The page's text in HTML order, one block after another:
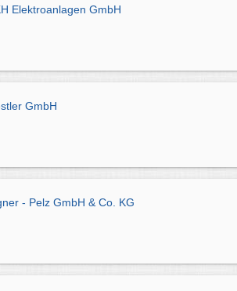
Elektroanlagen GmbH
GmbH
- Pelz GmbH & Co. KG